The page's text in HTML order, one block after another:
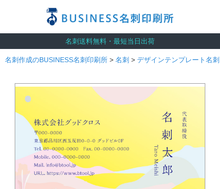
名刺送料無料・最短当日出荷
名刺作成のBUSINESS名刺印刷所 > 名刺 > デザインテンプレート名刺